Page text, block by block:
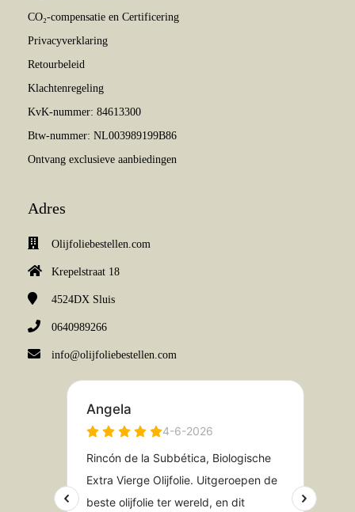
CO₂-compensatie en Certificering
Privacyverklaring
Retourbeleid
Klachtenregeling
KvK-nummer: 84613300
Btw-nummer: NL003989199B86
Ontvang exclusieve aanbiedingen
Adres
Olijfoliebestellen.com
Krepelstraat 18
4524DX Sluis
0640989266
info@olijfoliebestellen.com